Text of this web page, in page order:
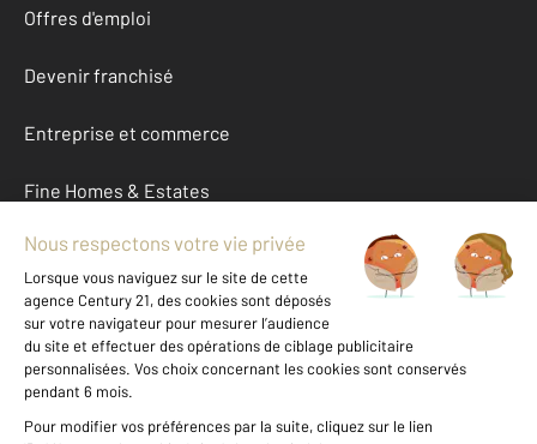
Offres d'emploi
Devenir franchisé
Entreprise et commerce
Fine Homes & Estates
À propos
International
Nous contacter